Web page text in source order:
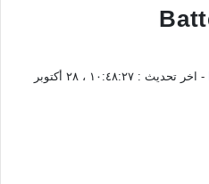
- اخر تحديث :
١٠:٤٨:٢٧ ، ٢٨ أكتوبر